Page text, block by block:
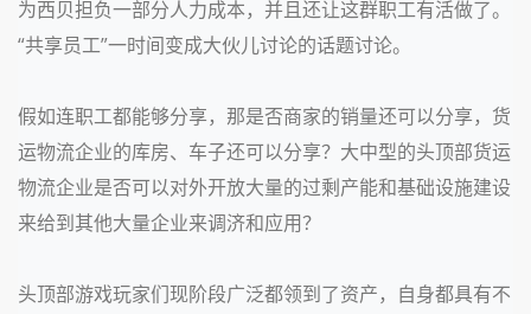
为西贝担负一部分人力成本，并且还让这群职工有活做了。
“共享员工”一时间变成大伙儿讨论的话题讨论。
假如连职工都能够分享，那是否商家的销量还可以分享，货
运物流企业的库房、车子还可以分享？大中型的头顶部货运
物流企业是否可以对外开放大量的过剩产能和基础设施建设
来给到其他大量企业来调济和应用？
头顶部游戏玩家们现阶段广泛都领到了资产，自身都具有不